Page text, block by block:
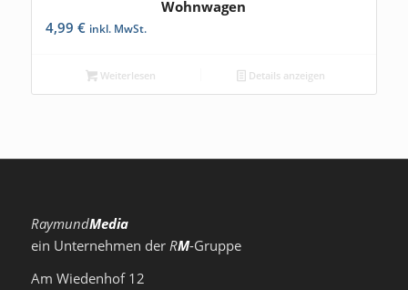
Wohnwagen
4,99 € inkl. MwSt.
Weiterlesen Details anzeigen
RaymundMedia
ein Unternehmen der RM-Gruppe
Am Wiedenhof 12